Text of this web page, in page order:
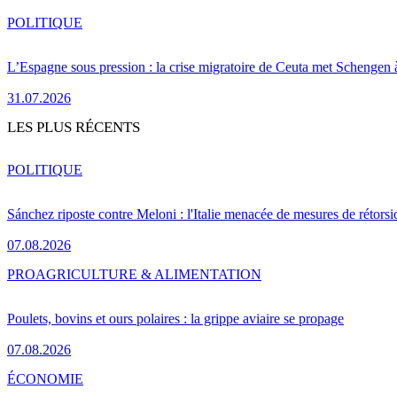
L’Espagne sous pression : la crise migratoire de Ceuta met Schengen
31.07.2026
POLITIQUE
LES PLUS RÉCENTS
Sánchez riposte contre Meloni : l'Italie menacée de mesures de
07.08.2026
POLITIQUE
Poulets, bovins et ours polaires : la grippe aviaire se propage
07.08.2026
PROAGRICULTURE & ALIMENTATION
ÉCONOMIE